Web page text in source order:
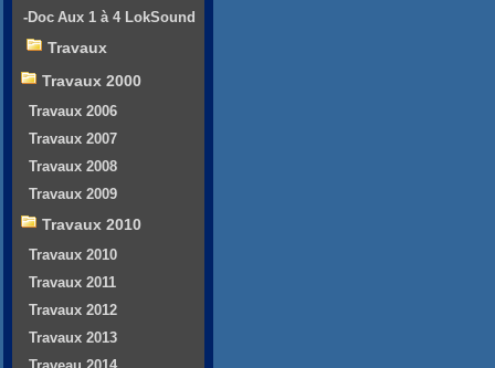
-Doc Aux 1 à 4 LokSound
Travaux
Travaux 2000
Travaux 2006
Travaux 2007
Travaux 2008
Travaux 2009
Travaux 2010
Travaux 2010
Travaux 2011
Travaux 2012
Travaux 2013